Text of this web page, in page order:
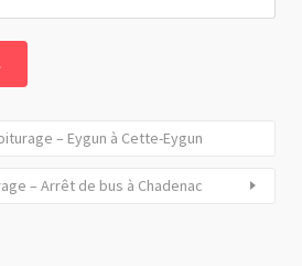
– Eygun à Cette-Eygun
– Arrêt de bus à Chadenac